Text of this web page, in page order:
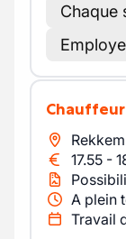
Chaque
Rekkem
17.55 -
A plein
Travail